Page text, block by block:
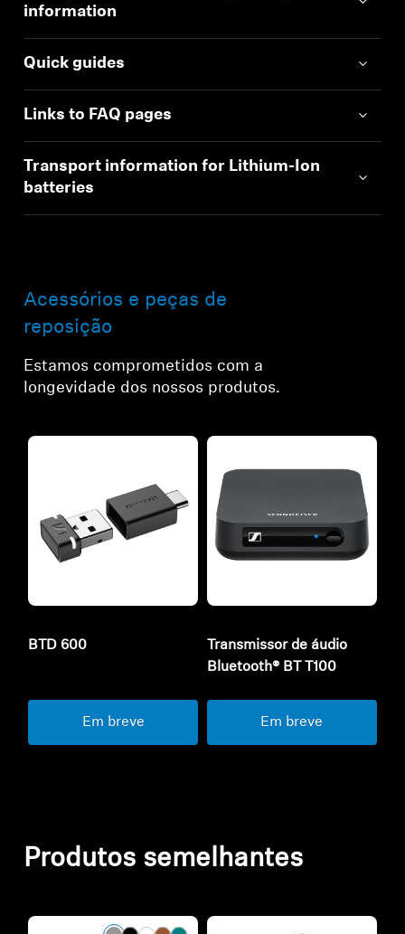
information
Quick guides
Links to FAQ pages
Transport information for Lithium-Ion
batteries
Acessórios e peças de
reposição
Estamos comprometidos com a
longevidade dos nossos produtos.
BTD 600
Em breve
Transmissor de áudio
Bluetooth® BT T100
Em breve
Produtos semelhantes